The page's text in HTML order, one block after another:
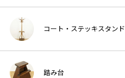
コート・ステッキスタンド
踏み台